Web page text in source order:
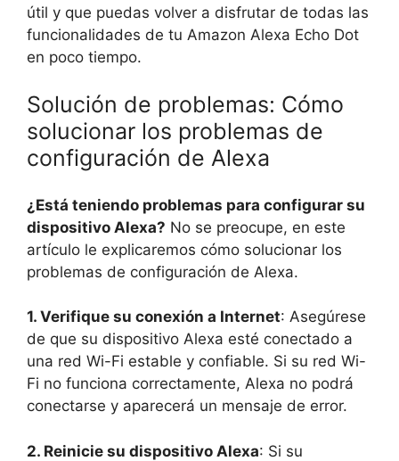
útil y que puedas volver a disfrutar de todas las
funcionalidades de tu Amazon Alexa Echo Dot
en poco tiempo.
Solución de problemas: Cómo
solucionar los problemas de
configuración de Alexa
¿Está teniendo problemas para configurar su
dispositivo Alexa? No se preocupe, en este
artículo le explicaremos cómo solucionar los
problemas de configuración de Alexa.
1. Verifique su conexión a Internet: Asegúrese
de que su dispositivo Alexa esté conectado a
una red Wi-Fi estable y confiable. Si su red Wi-
Fi no funciona correctamente, Alexa no podrá
conectarse y aparecerá un mensaje de error.
2. Reinicie su dispositivo Alexa: Si su